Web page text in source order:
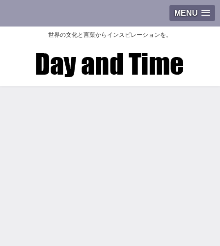
MENU
世界の文化と言葉からインスピレーションを。